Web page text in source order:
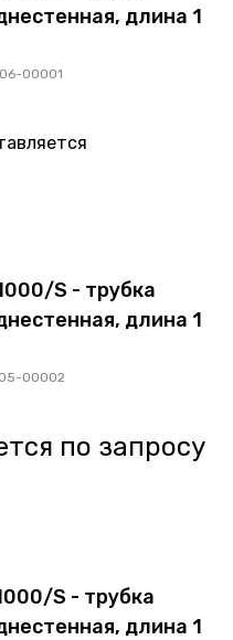
длина 1
00001
S - трубка
длина 1
00002
по запросу
S - трубка
длина 1